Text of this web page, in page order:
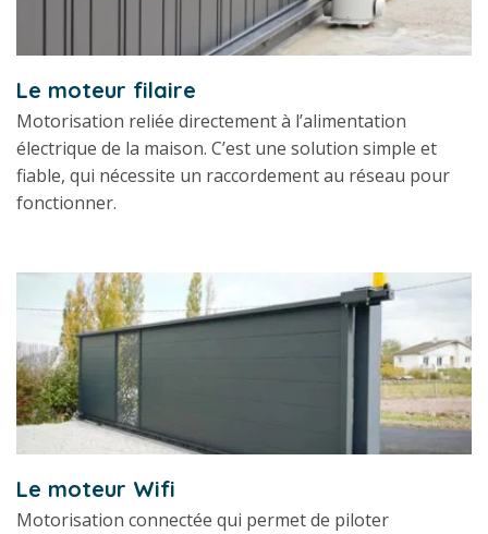
Le moteur filaire
Motorisation reliée directement à l’alimentation
électrique de la maison. C’est une solution simple et
fiable, qui nécessite un raccordement au réseau pour
fonctionner.
Le moteur Wifi
Motorisation connectée qui permet de piloter